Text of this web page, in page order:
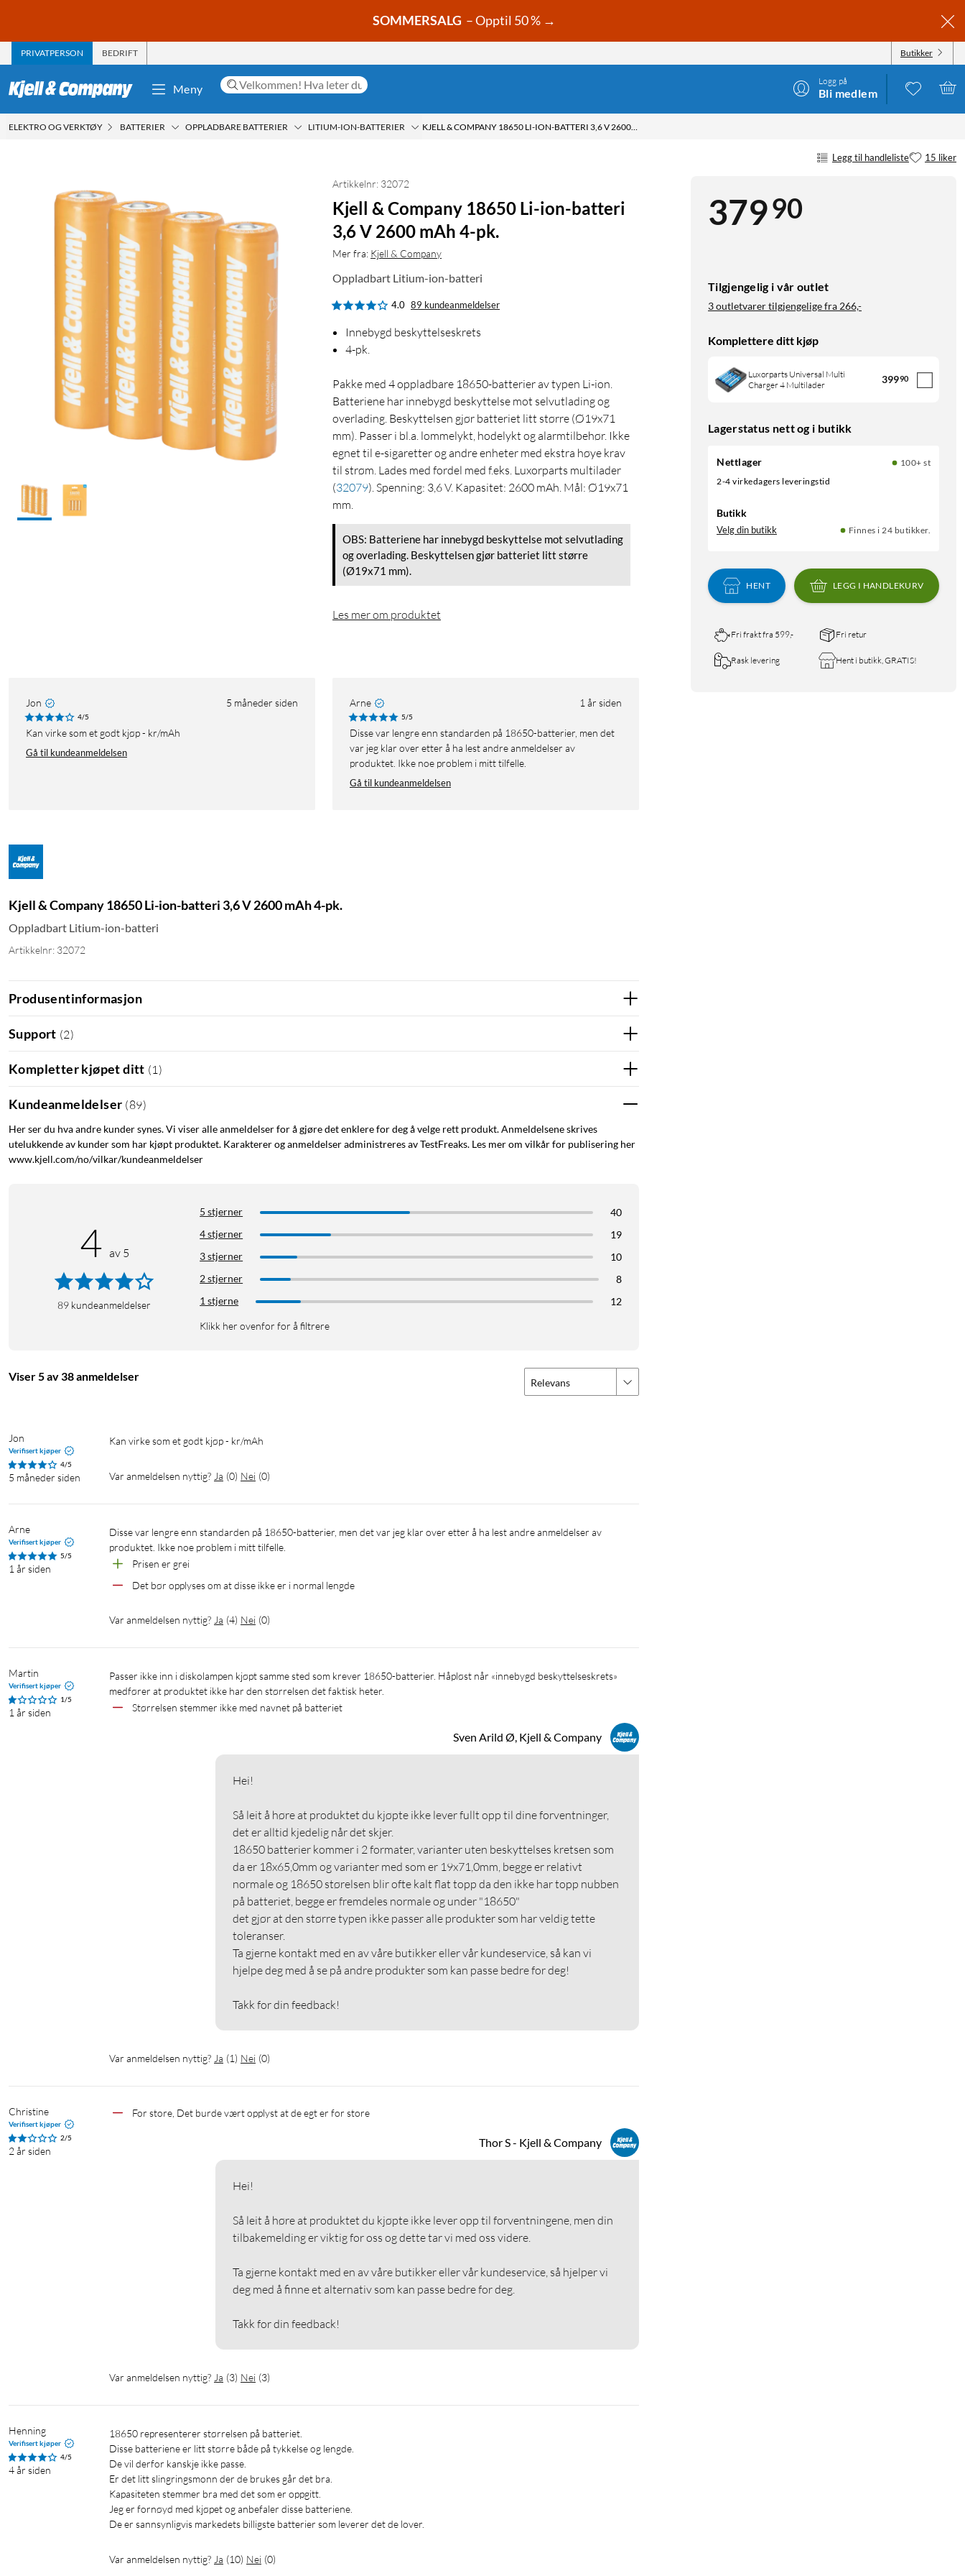
SOMMERSALG – Opptil 50 % →
PRIVATPERSON BEDRIFT Butikker
Meny
Logg på
Bli medlem
ELEKTRO OG VERKTØY BATTERIER OPPLADBARE BATTERIER LITIUM-ION-BATTERIER KJELL & COMPANY 18650 LI-ION-BATTERI 3,6 V 2600 MAH 4-PK.
Legg til handleliste 15 liker
37990
Tilgjengelig i vår outlet
3 outletvarer tilgjengelige fra266,-
Komplettere ditt kjøp
Luxorparts Universal Multi
Charger 4 Multilader
39990
Lagerstatus nett og i butikk
Nettlager
100+ st
2-4 virkedagers leveringstid
Butikk
Velg din butikk Finnes i 24 butikker.
HENT LEGG I HANDLEKURV
Fri frakt fra 599,- Fri retur
Rask levering Hent i butikk, GRATIS!
Artikkelnr: 32072
Kjell & Company 18650 Li-ion-batteri
3,6 V 2600 mAh 4-pk.
Mer fra: Kjell & Company
Oppladbart Litium-ion-batteri
4.0 89 kundeanmeldelser
Innebygd beskyttelseskrets
4-pk.
Pakke med 4 oppladbare 18650-batterier av typen Li-ion.
Batteriene har innebygd beskyttelse mot selvutlading og
overlading. Beskyttelsen gjør batteriet litt større (Ø19x71
mm). Passer i bl.a. lommelykt, hodelykt og alarmtilbehør. Ikke
egnet til e-sigaretter og andre enheter med ekstra høye krav
til strøm. Lades med fordel med f.eks. Luxorparts multilader
(32079). Spenning: 3,6 V. Kapasitet: 2600 mAh. Mål: Ø19x71
mm.
OBS: Batteriene har innebygd beskyttelse mot selvutlading
og overlading. Beskyttelsen gjør batteriet litt større
(Ø19x71 mm).
Les mer om produktet
Jon 5 måneder siden
4/5
Kan virke som et godt kjøp - kr/mAh
Gå til kundeanmeldelsen
Arne 1 år siden
5/5
Disse var lengre enn standarden på 18650-batterier, men det
var jeg klar over etter å ha lest andre anmeldelser av
produktet. Ikke noe problem i mitt tilfelle.
Gå til kundeanmeldelsen
Kjell & Company 18650 Li-ion-batteri 3,6 V 2600 mAh 4-pk.
Oppladbart Litium-ion-batteri
Artikkelnr: 32072
Produsentinformasjon
Support (2)
Kompletter kjøpet ditt (1 )
Kundeanmeldelser (89)
Her ser du hva andre kunder synes. Vi viser alle anmeldelser for å gjøre det enklere for deg å velge rett produkt. Anmeldelsene skrives
utelukkende av kunder som har kjøpt produktet. Karakterer og anmeldelser administreres av TestFreaks. Les mer om vilkår for publisering her
www.kjell.com/no/vilkar/kundeanmeldelser
4 av 5
89 kundeanmeldelser
5 stjerner
40
4 stjerner
19
3 stjerner
10
2 stjerner
8
1 stjerne
12
Klikk her ovenfor for å filtrere
Viser 5 av 38 anmeldelser Relevans
Jon
Verifisert kjøper
4/5
5 måneder siden
Kan virke som et godt kjøp - kr/mAh
Var anmeldelsen nyttig? Ja (0) Nei (0)
Arne
Verifisert kjøper
5/5
1 år siden
Disse var lengre enn standarden på 18650-batterier, men det var jeg klar over etter å ha lest andre anmeldelser av
produktet. Ikke noe problem i mitt tilfelle.
Prisen er grei
Det bør opplyses om at disse ikke er i normal lengde
Var anmeldelsen nyttig? Ja (4) Nei (0)
Martin
Verifisert kjøper
1/5
1 år siden
Passer ikke inn i diskolampen kjøpt samme sted som krever 18650-batterier. Håpløst når «innebygd beskyttelseskrets»
medfører at produktet ikke har den størrelsen det faktisk heter.
Størrelsen stemmer ikke med navnet på batteriet
Sven Arild Ø, Kjell & Company
Hei!
Så leit å høre at produktet du kjøpte ikke lever fullt opp til dine forventninger,
det er alltid kjedelig når det skjer.
18650 batterier kommer i 2 formater, varianter uten beskyttelses kretsen som
da er 18x65,0mm og varianter med som er 19x71,0mm, begge er relativt
normale og 18650 størelsen blir ofte kalt flat topp da den ikke har topp nubben
på batteriet, begge er fremdeles normale og under "18650"
det gjør at den større typen ikke passer alle produkter som har veldig tette
toleranser.
Ta gjerne kontakt med en av våre butikker eller vår kundeservice, så kan vi
hjelpe deg med å se på andre produkter som kan passe bedre for deg!
Takk for din feedback!
Var anmeldelsen nyttig? Ja (1) Nei (0)
Christine
Verifisert kjøper
2/5
2 år siden
For store, Det burde vært opplyst at de egt er for store
Thor S - Kjell & Company
Hei!
Så leit å høre at produktet du kjøpte ikke lever opp til forventningene, men din
tilbakemelding er viktig for oss og dette tar vi med oss videre.
Ta gjerne kontakt med en av våre butikker eller vår kundeservice, så hjelper vi
deg med å finne et alternativ som kan passe bedre for deg.
Takk for din feedback!
Var anmeldelsen nyttig? Ja (3) Nei (3)
Henning
Verifisert kjøper
4/5
4 år siden
18650 representerer størrelsen på batteriet.
Disse batteriene er litt større både på tykkelse og lengde.
De vil derfor kanskje ikke passe.
Er det litt slingringsmonn der de brukes går det bra.
Kapasiteten stemmer bra med det som er oppgitt.
Jeg er fornøyd med kjøpet og anbefaler disse batteriene.
De er sannsynligvis markedets billigste batterier som leverer det de lover.
Var anmeldelsen nyttig? Ja (10) Nei (0)